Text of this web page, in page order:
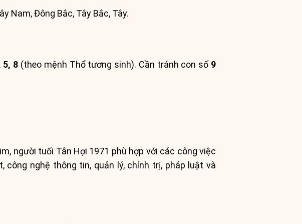
Nam, Đông Bắc, Tây Bắc, Tây.
5, 8 (theo mệnh Thổ tương sinh). Cần tránh con số 9
người tuổi Tân Hợi 1971 phù hợp với các công việc
nghệ thông tin, quản lý, chính trị, pháp luật và